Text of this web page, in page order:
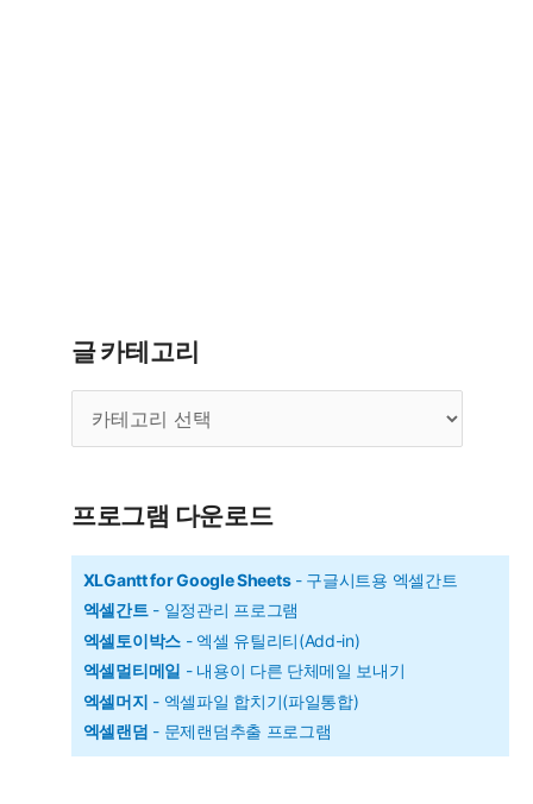
글 카테고리
테
리
프로그램 다운로드
XLGantt for Google Sheets- 구글시트용 엑셀간트
엑셀간트- 일정관리 프로그램
엑셀토이박스 - 엑셀 유틸리티(Add-in)
엑셀멀티메일 - 내용이 다른 단체메일 보내기
엑셀머지 - 엑셀파일 합치기(파일통합)
엑셀랜덤 - 문제랜덤추출 프로그램